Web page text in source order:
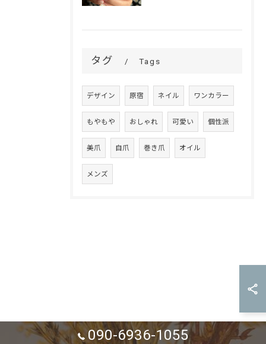
タグ Tags
デザイン 原宿 ネイル ワンカラー
もやもや おしゃれ 可愛い 個性派
美爪 自爪 巻き爪 オイル
メンズ
090-6936-1055